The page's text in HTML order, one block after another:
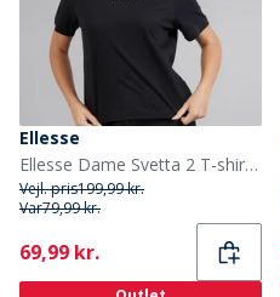
Ellesse
Ellesse Dame Svetta 2 T-shirt Sort
Vejl. pris199,99 kr.
Var79,99 kr.
Current
69,99 kr.